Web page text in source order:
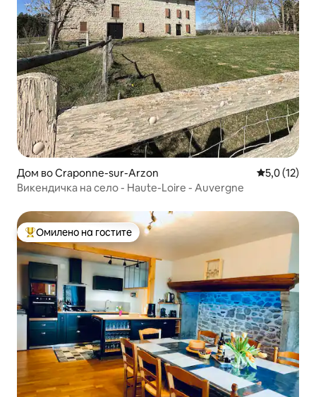
Дом во Craponne-sur-Arzon Просечна
5,0 (12)
Викендичка на село - Haute-Loire - Auvergne
Меѓу најуспешните „Омилени на гостите“
Омилено на гостите